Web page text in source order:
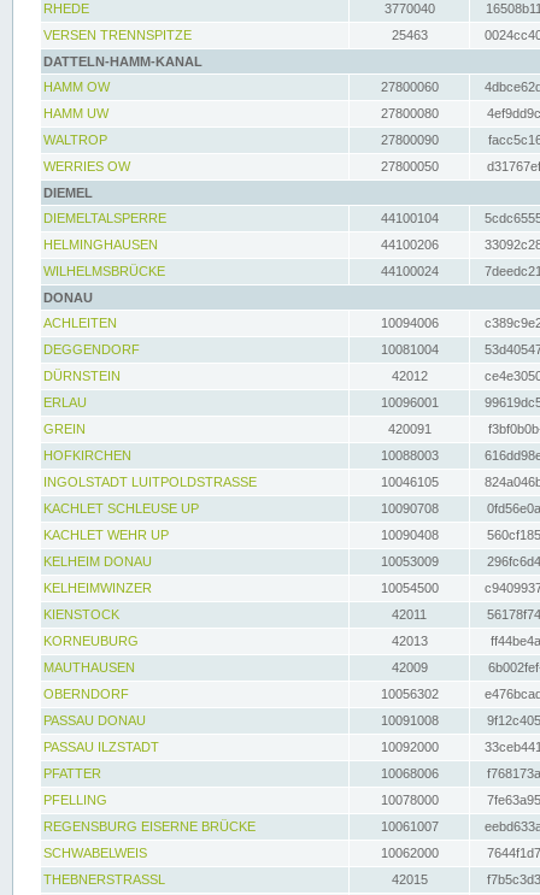
RHEDE
3770040
VERSEN TRENNSPITZE
25463
DATTELN-HAMM-KANAL
HAMM OW
27800060
HAMM UW
27800080
WALTROP
27800090
WERRIES OW
27800050
DIEMEL
DIEMELTALSPERRE
44100104
HELMINGHAUSEN
44100206
WILHELMSBRÜCKE
44100024
DONAU
ACHLEITEN
10094006
DEGGENDORF
10081004
DÜRNSTEIN
42012
ERLAU
10096001
GREIN
420091
HOFKIRCHEN
10088003
INGOLSTADT LUITPOLDSTRASSE
10046105
KACHLET SCHLEUSE UP
10090708
KACHLET WEHR UP
10090408
KELHEIM DONAU
10053009
KELHEIMWINZER
10054500
KIENSTOCK
42011
KORNEUBURG
42013
MAUTHAUSEN
42009
OBERNDORF
10056302
PASSAU DONAU
10091008
PASSAU ILZSTADT
10092000
PFATTER
10068006
PFELLING
10078000
REGENSBURG EISERNE BRÜCKE
10061007
SCHWABELWEIS
10062000
THEBNERSTRASSL
42015